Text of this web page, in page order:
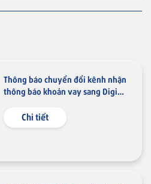
Thông báo chuyển đổi kênh nhận
thông báo khoản vay sang Digimi
Chi tiết
Thẻ tín dụng
Eleven